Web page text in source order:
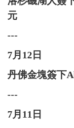
元
---
7月12日
丹佛金塊簽下
---
7月11日